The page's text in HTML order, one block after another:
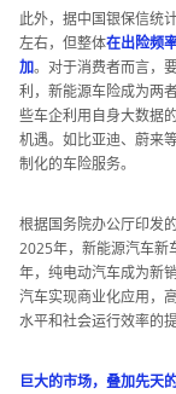
此外，据中国银保信统
左右，但整体在出险频
加。对于消费者而言，
利，新能源车险成为两
些车企利用自身大数据
机遇。如比亚迪、蔚来
制化的车险服务。
根据国务院办公厅印发
2025年，新能源汽车新
年，纯电动汽车成为新
汽车实现商业化应用，
水平和社会运行效率的提
巨大的市场，叠加先天